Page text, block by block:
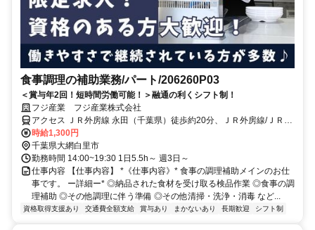
食事調理の補助業務/パート/206260P03
＜賞与年2回！短時間労働可能！＞融通の利くシフト制！
フジ産業 フジ産業株式会社
アクセス ＪＲ外房線 永田（千葉県）徒歩約20分、ＪＲ外房線/ＪＲ総
武本線 大網徒歩約39分、ＪＲ東金線 大網徒歩約39分 ＪＲ外房線 永
田駅 車４分
時給1,300円
千葉県大網白里市
勤務時間 14:00~19:30 1日5.5h～ 週3日～
仕事内容 【仕事内容】 *《仕事内容》* 食事の調理補助メインのお仕
事です。 ー詳細ー* ◎納品された食材を受け取る検品作業 ◎食事の調
理補助 ◎その他調理に伴う準備 ◎その他清掃・洗浄・消毒 など...
資格取得支援あり 交通費全額支給 賞与あり まかないあり 長期歓迎 シフト制